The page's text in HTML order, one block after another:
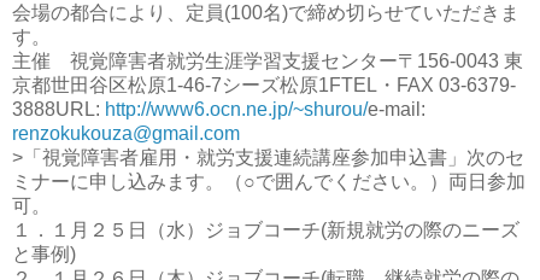
会場の都合により、定員(100名)で締め切らせていただきま
す。
主催 視覚障害者就労生涯学習支援センター〒156-0043 東
京都世田谷区松原1-46-7シーズ松原1FTEL・FAX 03-6379-
3888URL: http://www6.ocn.ne.jp/~shurou/e-mail:
renzokukouza@gmail.com
>「視覚障害者雇用・就労支援連続講座参加申込書」次のセ
ミナーに申し込みます。（○で囲んでください。）両日参加
可。
１．１月２５日（水）ジョブコーチ(新規就労の際のニーズ
と事例)